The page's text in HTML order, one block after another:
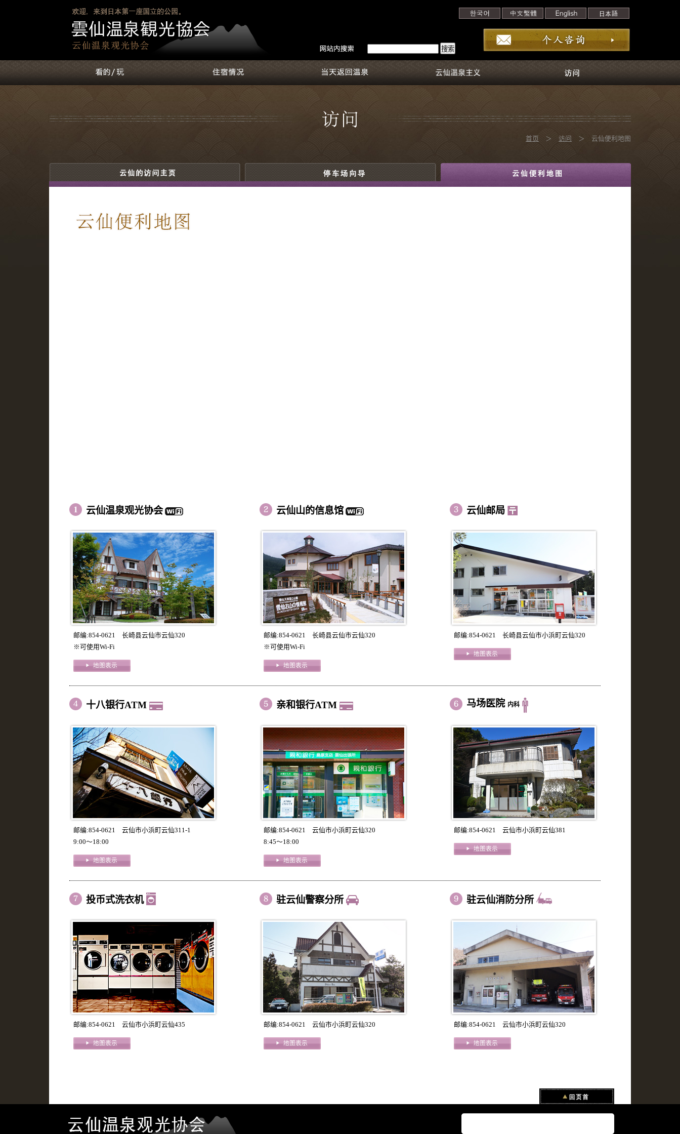
首页 ＞ 访问 ＞ 云仙便利地图
云仙温泉观光协会
邮编:854-0621 长崎县云仙市云仙320
※可使用Wi-Fi
云仙山的信息馆
邮编:854-0621 长崎县云仙市云仙320
※可使用Wi-Fi
云仙邮局
邮编:854-0621 长崎县云仙市小浜町云仙320
十八银行ATM
邮编:854-0621 云仙市小浜町云仙311-1
9:00～18:00
亲和银行ATM
邮编:854-0621 云仙市小浜町云仙320
8:45～18:00
马场医院 内科
邮编:854-0621 云仙市小浜町云仙381
投币式洗衣机
邮编:854-0621 云仙市小浜町云仙435
驻云仙警察分所
邮编:854-0621 云仙市小浜町云仙320
驻云仙消防分所
邮编:854-0621 云仙市小浜町云仙320